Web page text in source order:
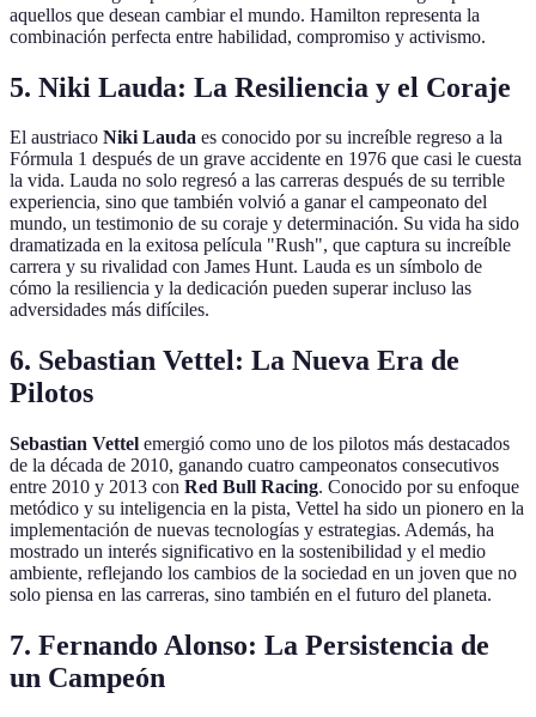
aquellos que desean cambiar el mundo. Hamilton representa la
combinación perfecta entre habilidad, compromiso y activismo.
5. Niki Lauda: La Resiliencia y el Coraje
El austriaco Niki Lauda es conocido por su increíble regreso a la
Fórmula 1 después de un grave accidente en 1976 que casi le cuesta
la vida. Lauda no solo regresó a las carreras después de su terrible
experiencia, sino que también volvió a ganar el campeonato del
mundo, un testimonio de su coraje y determinación. Su vida ha sido
dramatizada en la exitosa película "Rush", que captura su increíble
carrera y su rivalidad con James Hunt. Lauda es un símbolo de
cómo la resiliencia y la dedicación pueden superar incluso las
adversidades más difíciles.
6. Sebastian Vettel: La Nueva Era de
Pilotos
Sebastian Vettel emergió como uno de los pilotos más destacados
de la década de 2010, ganando cuatro campeonatos consecutivos
entre 2010 y 2013 con Red Bull Racing. Conocido por su enfoque
metódico y su inteligencia en la pista, Vettel ha sido un pionero en la
implementación de nuevas tecnologías y estrategias. Además, ha
mostrado un interés significativo en la sostenibilidad y el medio
ambiente, reflejando los cambios de la sociedad en un joven que no
solo piensa en las carreras, sino también en el futuro del planeta.
7. Fernando Alonso: La Persistencia de
un Campeón